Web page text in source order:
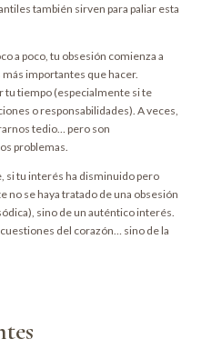
también sirven para paliar esta
a poco, tu obsesión comienza a
importantes que hacer.
tu tiempo (especialmente si te
o responsabilidades). A veces,
tedio… pero son
problemas.
si tu interés ha disminuido pero
no se haya tratado de una obsesión
sino de un auténtico interés.
del corazón… sino de la